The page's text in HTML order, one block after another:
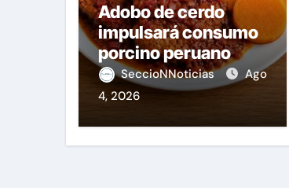
Adobo de cerdo
impulsará consumo
porcino peruano
SeccioNNoticias
Ago
4, 2026